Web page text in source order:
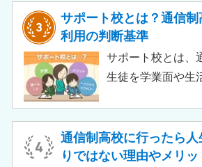
のではないでしょ
て、通信制高校に
いって大学進学に
ありません。中に
格実績を豊富にも
す。
サポート校とは？通信
利用の判断基準
サポート校とは、
生徒を学業面や生
め、サポート校の
取得できません。
通信制高校に行ったら
りではない理由やメリ